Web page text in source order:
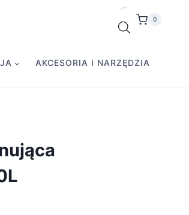
0
AKCESORIA I NARZĘDZIA